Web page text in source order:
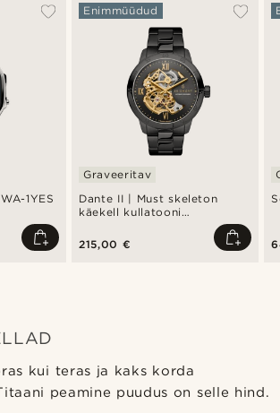
1YES
Dante II | Must skeleton
käekell kullatooni
Enimmüüdud
Graveeritav
215,00 €
kui teras ja kaks korda
peamine puudus on selle hind.